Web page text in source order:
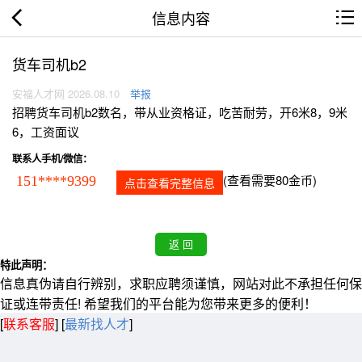
信息内容
货车司机b2
安福人才网 2026.08.10 举报
招聘货车司机b2数名，带从业资格证，吃苦耐劳，开6米8，9米
6，工资面议
联系人手机/微信：
151****9399 点击查看完整信息 (查看需要80金币)
特此声明：
信息真伪请自行辨别，求职应聘须谨慎，网站对此不承担任何保
证或连带责任! 希望我们的平台能为您带来更多的便利！
[联系客服] [最新找人才]